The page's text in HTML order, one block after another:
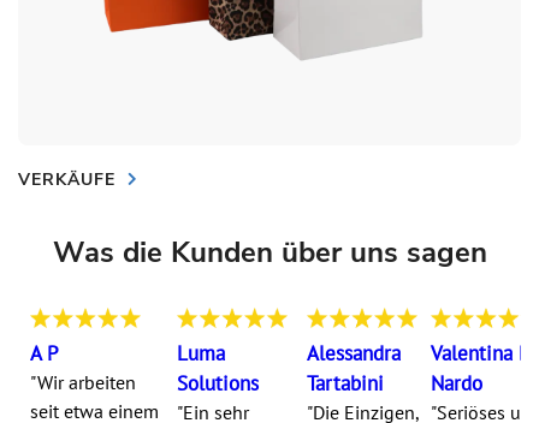
VERKÄUFE
Was die Kunden über uns sagen
A P
"Wir arbeiten
seit etwa einem
Luma
Solutions
"Ein sehr
Alessandra
Tartabini
"Die Einzigen,
Valentina Di
Nardo
"Seriöses